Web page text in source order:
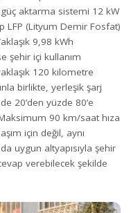
güç aktarma sistemi 12 kW
LFP (Lityum Demir Fosfat)
9,98 kWh
şehir içi kullanım
120 kilometre
birlikte, yerleşik şarj
20’den yüzde 80’e
90 km/saat hıza
için değil, aynı
uygun altyapısıyla şehir
verebilecek şekilde